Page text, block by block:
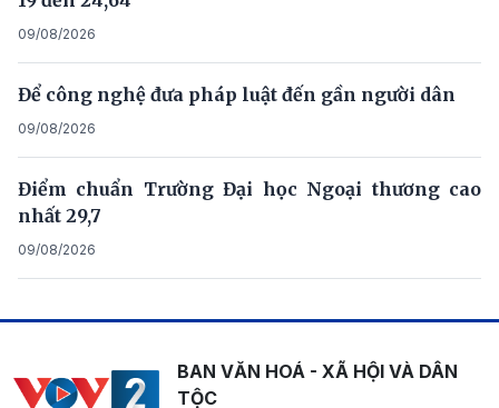
09/08/2026
Để công nghệ đưa pháp luật đến gần người dân
09/08/2026
Điểm chuẩn Trường Đại học Ngoại thương cao
nhất 29,7
09/08/2026
BAN VĂN HOÁ - XÃ HỘI VÀ DÂN
TỘC